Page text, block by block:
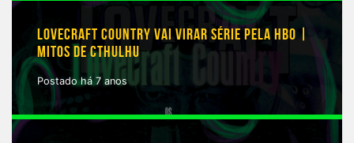
LOVECRAFT COUNTRY VAI VIRAR SÉRIE PELA HBO |
MITOS DE CTHULHU
Postado há 7 anos